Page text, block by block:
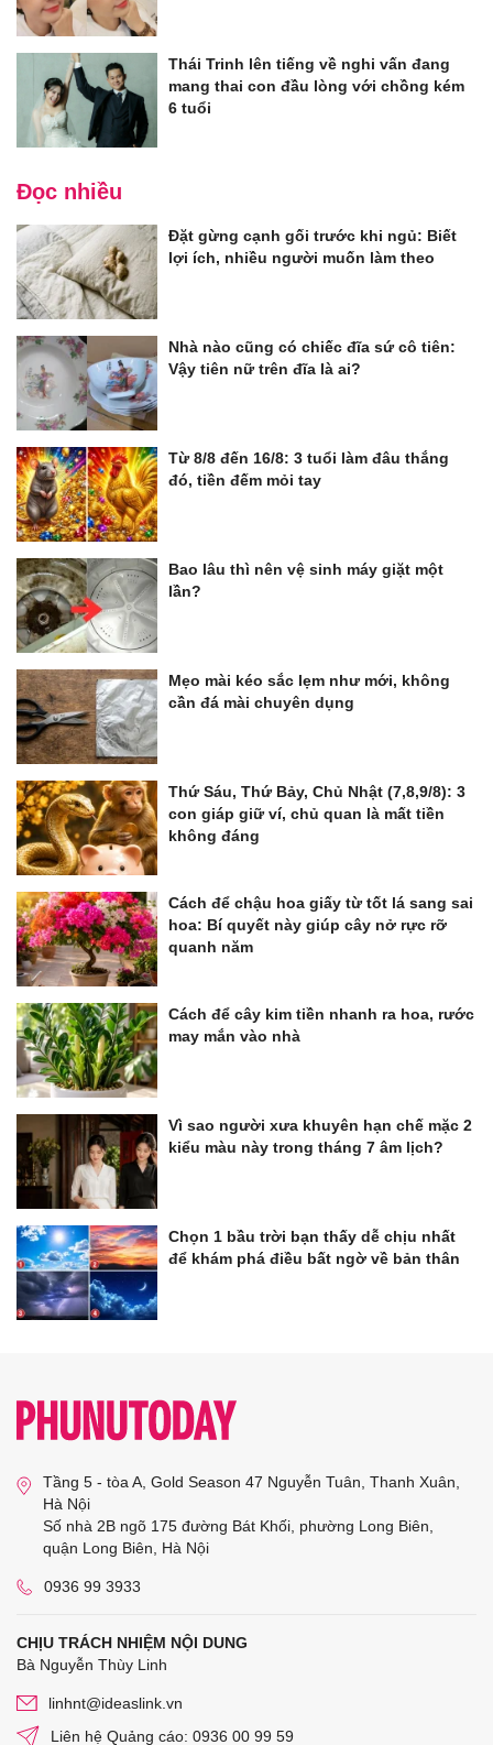
Thái Trinh lên tiếng về nghi vấn đang
mang thai con đầu lòng với chồng kém
6 tuổi
Đọc nhiều
Đặt gừng cạnh gối trước khi ngủ: Biết
lợi ích, nhiều người muốn làm theo
Nhà nào cũng có chiếc đĩa sứ cô tiên:
Vậy tiên nữ trên đĩa là ai?
Từ 8/8 đến 16/8: 3 tuổi làm đâu thắng
đó, tiền đếm mỏi tay
Bao lâu thì nên vệ sinh máy giặt một
lần?
Mẹo mài kéo sắc lẹm như mới, không
cần đá mài chuyên dụng
Thứ Sáu, Thứ Bảy, Chủ Nhật (7,8,9/8): 3
con giáp giữ ví, chủ quan là mất tiền
không đáng
Cách để chậu hoa giấy từ tốt lá sang sai
hoa: Bí quyết này giúp cây nở rực rỡ
quanh năm
Cách để cây kim tiền nhanh ra hoa, rước
may mắn vào nhà
Vì sao người xưa khuyên hạn chế mặc 2
kiểu màu này trong tháng 7 âm lịch?
Chọn 1 bầu trời bạn thấy dễ chịu nhất
để khám phá điều bất ngờ về bản thân
Tầng 5 - tòa A, Gold Season 47 Nguyễn Tuân, Thanh Xuân,
Hà Nội
Số nhà 2B ngõ 175 đường Bát Khối, phường Long Biên,
quận Long Biên, Hà Nội
0936 99 3933
CHỊU TRÁCH NHIỆM NỘI DUNG
Bà Nguyễn Thùy Linh
linhnt@ideaslink.vn
Liên hệ Quảng cáo: 0936 00 99 59